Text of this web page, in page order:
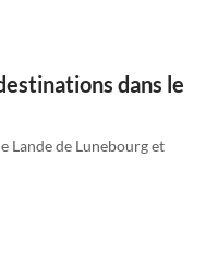
dans le
Lande de Lunebourg et